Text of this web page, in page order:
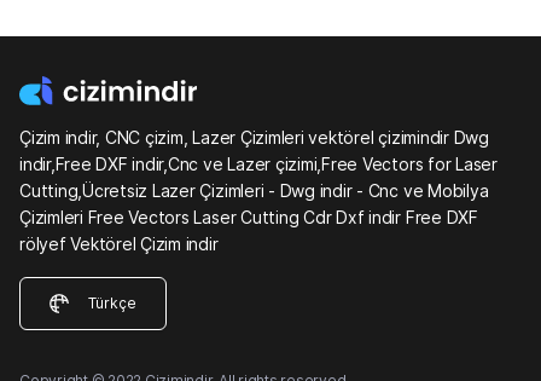
Çizim indir, CNC çizim, Lazer Çizimleri vektörel çizimindir Dwg
indir,Free DXF indir,Cnc ve Lazer çizimi,Free Vectors for Laser
Cutting,Ücretsiz Lazer Çizimleri - Dwg indir - Cnc ve Mobilya
Çizimleri Free Vectors Laser Cutting Cdr Dxf indir Free DXF
rölyef Vektörel Çizim indir
Türkçe